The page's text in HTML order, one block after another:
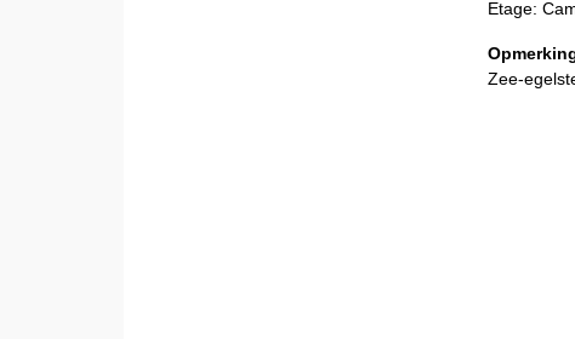
Etage:
Zee-